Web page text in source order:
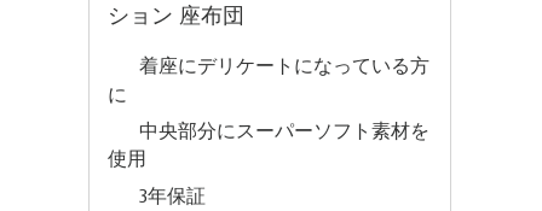
ション 座布団
着座にデリケートになっている方
に
中央部分にスーパーソフト素材を
使用
3年保証